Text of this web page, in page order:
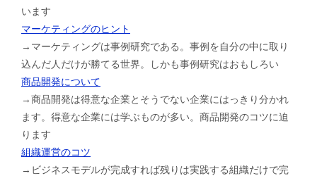
います
マーケティングのヒント
→マーケティングは事例研究である。事例を自分の中に取り
込んだ人だけが勝てる世界。しかも事例研究はおもしろい
商品開発について
→商品開発は得意な企業とそうでない企業にはっきり分かれ
ます。得意な企業には学ぶものが多い。商品開発のコツに迫
ります
組織運営のコツ
→ビジネスモデルが完成すれば残りは実践する組織だけで完